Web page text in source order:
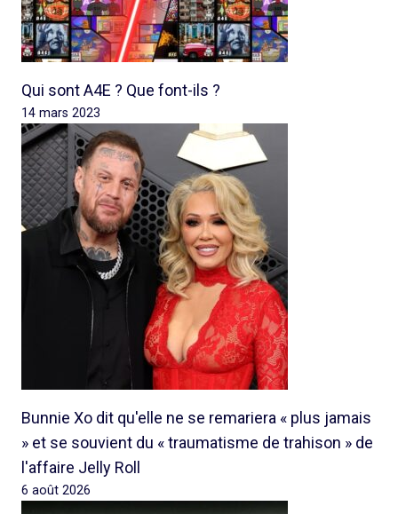
Qui sont A4E ? Que font-ils ?
14 mars 2023
Bunnie Xo dit qu'elle ne se remariera « plus jamais
» et se souvient du « traumatisme de trahison » de
l'affaire Jelly Roll
6 août 2026